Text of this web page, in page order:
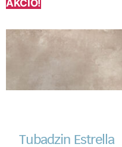
AKCIÓ!
Tubadzin Estrella